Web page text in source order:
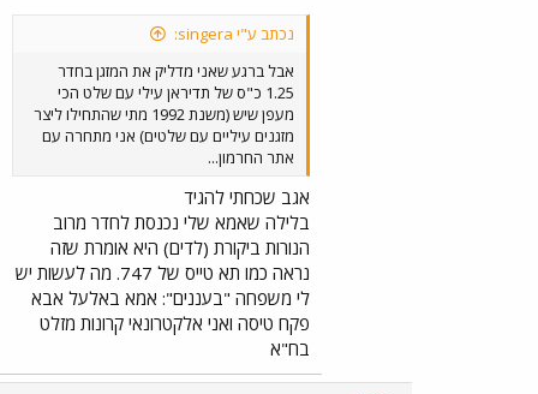
נכתב ע"י singera:
אבל ברגע שאני מדליק את המזגן בחדר
1.25 כ"ס של תדיראן עילי עם שלט הכי
מעפן שיש (משנת 1992 מתי שהתחילו ליצר
מזגנים עיליים עם שלטים) אני מתחרה עם
אתר החרמון...
אגב שכחתי להגיד
בלילה שאמא שלי נכנסת לחדר מרוב
הנורות ביקורת (לדים) היא אומרת שזה
נראה כמו תא טייס של 747. מה לעשות יש
לי משפחה "בעננים": אמא באלעל אבא
פקח טיסה ואני אלקטרונאי קרונות מזלט
בח"א